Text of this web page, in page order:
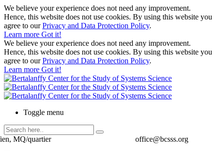
We believe your experience does not need any improvement.
Hence, this website does not use cookies. By using this website you
agree to ourPrivacy and Data Protection Policy.
Learn more Got it!
We believe your experience does not need any improvement.
Hence, this website does not use cookies. By using this website you
agree to ourPrivacy and Data Protection Policy.
Learn more Got it!
Toggle menu
office@bcsss.org
MQ/quartier